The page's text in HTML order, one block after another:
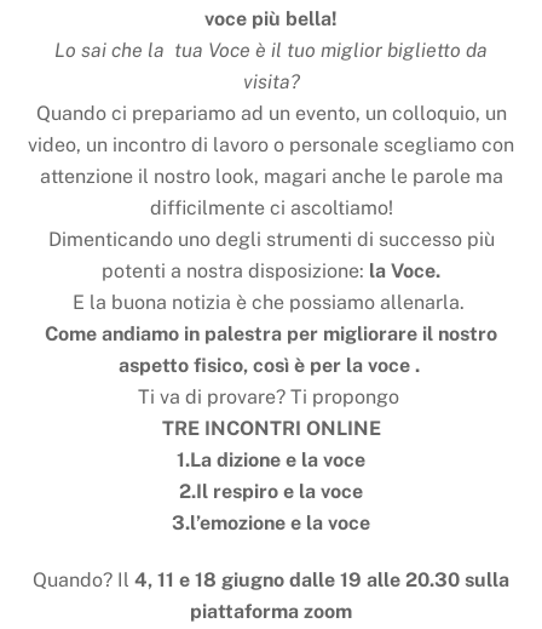
voce più bella!
Lo sai che la tua Voce è il tuo miglior biglietto da
visita?
Quando ci prepariamo ad un evento, un colloquio, un
video, un incontro di lavoro o personale scegliamo con
attenzione il nostro look, magari anche le parole ma
difficilmente ci ascoltiamo!
Dimenticando uno degli strumenti di successo più
potenti a nostra disposizione: la Voce.
E la buona notizia è che possiamo allenarla.
Come andiamo in palestra per migliorare il nostro
aspetto fisico, così è per la voce .
Ti va di provare? Ti propongo
TRE INCONTRI ONLINE
1.La dizione e la voce
2.Il respiro e la voce
3.l’emozione e la voce
Quando? Il 4, 11 e 18 giugno dalle 19 alle 20.30 sulla
piattaforma zoom